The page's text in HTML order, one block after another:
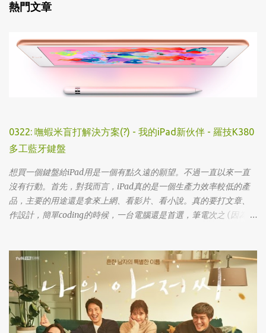
▸ 藝術設計
熱門文章
0322: 嘸蝦米盲打解決方案(?) - 我的iPad新伙伴 - 羅技K380
多工藍牙鍵盤
想買一個鍵盤給iPad用是一個有點久遠的願望。不過一直以來一直
沒有行動。首先，對我而言，iPad真的是一個生產力效率較低的產
品，主要的用途還是拿來上網、看影片、看小說。真的要打文章、
作設計，簡單coding的時候，一台電腦還是首選，筆電次之 (因為我
這一塊吧... 可惜大一畫了一個學期的蛋之後，我就知道我在這一塊應
該是沒啥天份的XD